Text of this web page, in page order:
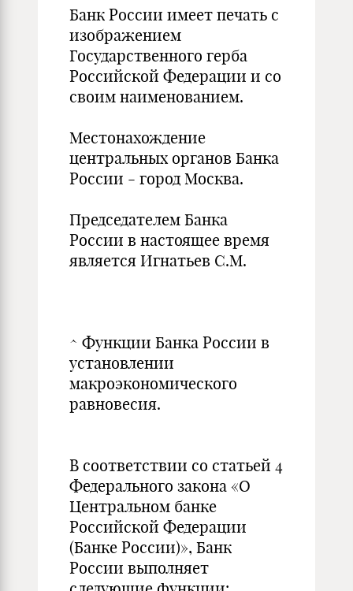
Банк России имеет печать с
изображением
Государственного герба
Российской Федерации и со
своим наименованием.
Местонахождение
центральных органов Банка
России - город Москва.
Председателем Банка
России в настоящее время
является Игнатьев С.М.
^ Функции Банка России в
установлении
макроэкономического
равновесия.
В соответствии со статьей 4
Федерального закона «О
Центральном банке
Российской Федерации
(Банке России)», Банк
России выполняет